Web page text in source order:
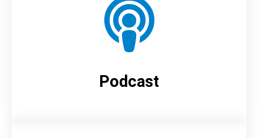
Podcast